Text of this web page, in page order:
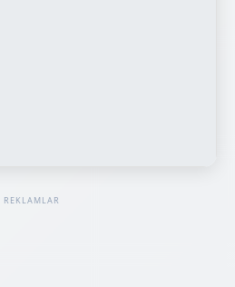
REKLAMLAR